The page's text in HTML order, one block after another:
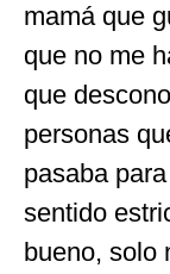
mamá que
que no me
que
personas
pasaba
sentido
bueno, solo